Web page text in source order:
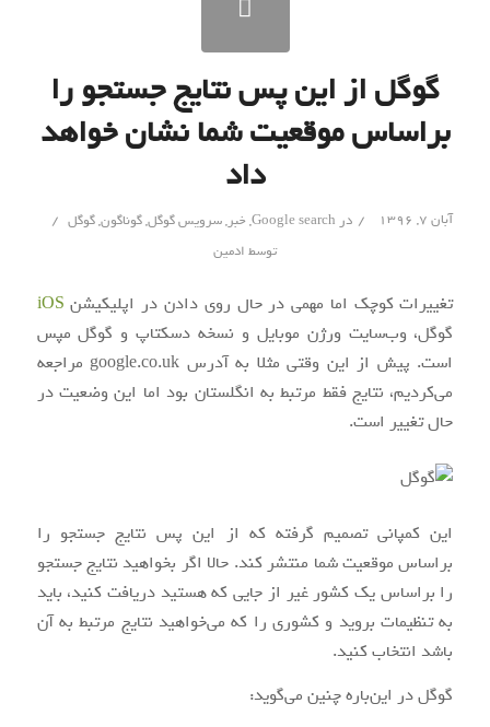
گوگل از این پس نتایج جستجو را
براساس موقعیت شما نشان خواهد
داد
آبان ۷, ۱۳۹۶ / در Google search
,خبر,سرویس گوگل,گوناگون,گوگل /
توسط ادمین
تغییرات کوچک اما مهمی در حال روی دادن در اپلیکیشن iOS
گوگل، وب‌سایت ورژن موبایل و نسخه دسکتاپ و گوگل مپس
است. پیش از این وقتی مثلا به آدرس google.co.uk مراجعه
می‌کردیم، نتایج فقط مرتبط به انگلستان بود اما این وضعیت در
حال تغییر است.
این کمپانی تصمیم گرفته که از این پس نتایج جستجو را
براساس موقعیت شما منتشر کند. حالا اگر بخواهید نتایج جستجو
را براساس یک کشور غیر از جایی که هستید دریافت کنید، باید
به تنظیمات بروید و کشوری را که می‌خواهید نتایج مرتبط به آن
باشد انتخاب کنید.
گوگل در این‌باره چنین می‌گوید: